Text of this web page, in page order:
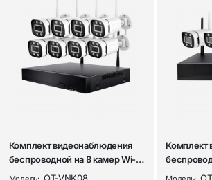
Комплект видеонаблюдения
беспроводной на 8 камер Wi-Fi
3MP О...
Комплект
Fi 3MP ...